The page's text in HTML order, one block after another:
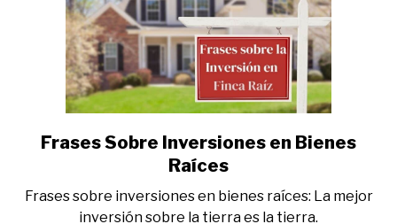
link
to
Sobre
Frases Sobre Inversiones en Bienes
Raíces
Frases sobre inversiones en bienes raíces: La mejor
inversión sobre la tierra es la tierra.